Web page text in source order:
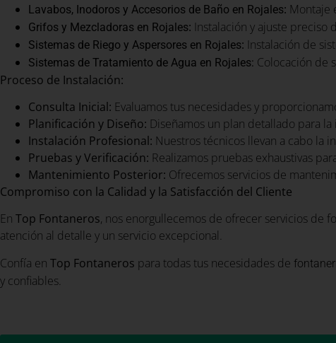
Lavabos, Inodoros y Accesorios de Baño en Rojales: Montaje
Grifos y Mezcladoras en Rojales: Instalación y ajuste preciso
Sistemas de Riego y Aspersores en Rojales: Instalación de
Sistemas de Tratamiento de Agua en Rojales: Colocación de
Proceso de Instalación:
Consulta Inicial: Evaluamos tus necesidades y
Planificación y Diseño: Diseñamos un plan detallado para
Instalación Profesional: Nuestros técnicos llevan a cabo la
Pruebas y Verificación: Realizamos pruebas exhaustivas
Mantenimiento Posterior: Ofrecemos servicios de
Compromiso con la Calidad y la Satisfacción del Cliente
En Top Fontaneros, nos enorgullecemos de ofrecer servicios de
atención al detalle y un servicio excepcional.
Confía en Top Fontaneros para todas tus necesidades de
y confiables.